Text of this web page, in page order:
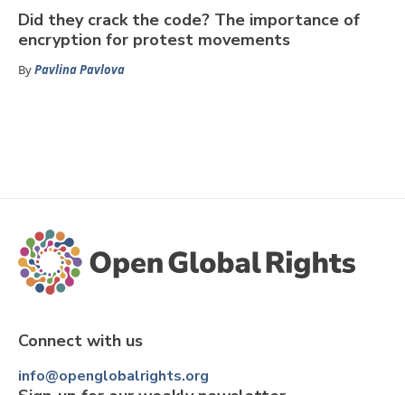
Did they crack the code? The importance of
encryption for protest movements
ByPavlina Pavlova
Connect with us
info@openglobalrights.org